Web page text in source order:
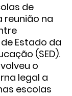
de
reunião na
Estado da
(SED).
o
legal a
escolas